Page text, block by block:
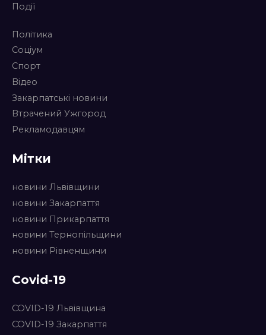
Події
Політика
Соціум
Спорт
Відео
Закарпатські новини
Втрачений Ужгород
Рекламодавцям
Мітки
новини Львівщини
новини Закарпаття
новини Прикарпаття
новини Тернопільщини
новини Рівненщини
Covid-19
COVID-19 Львівщина
COVID-19 Закарпаття